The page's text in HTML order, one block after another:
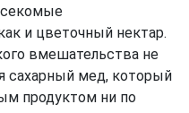
и цветочный нектар.
вмешательства не
сахарный мед, который
продуктом ни по